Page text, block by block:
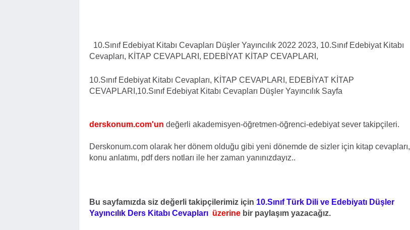
10.Sınıf Edebiyat Kitabı Cevapları Düşler Yayıncılık 2022 2023, 10.Sınıf Edebiyat Kitabı
Cevapları, KİTAP CEVAPLARI, EDEBİYAT KİTAP CEVAPLARI,
10.Sınıf Edebiyat Kitabı Cevapları, KİTAP CEVAPLARI, EDEBİYAT KİTAP
CEVAPLARI,10.Sınıf Edebiyat Kitabı Cevapları Düşler Yayıncılık Sayfa
derskonum.com'un değerli akademisyen-öğretmen-öğrenci-edebiyat sever takipçileri.
Derskonum.com olarak her dönem olduğu gibi yeni dönemde de sizler için kitap cevapları,
konu anlatımı, pdf ders notları ile her zaman yanınızdayız..
Bu sayfamızda siz değerli takipçilerimiz için 10.Sınıf Türk Dili ve Edebiyatı Düşler
Yayıncılık Ders Kitabı Cevapları üzerine bir paylaşım yazacağız.